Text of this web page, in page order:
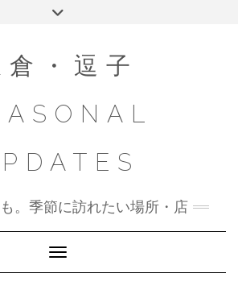
倉・逗子
。季節に訪れたい場所・店
Toggle Navigation